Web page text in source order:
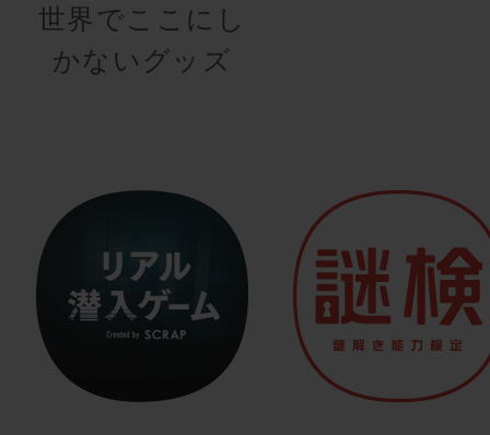
世界でここにし
かないグッズ